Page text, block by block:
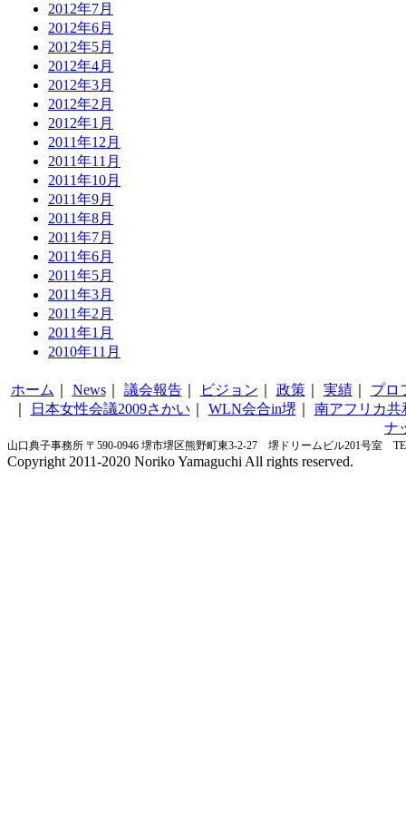
2012年7月
2012年6月
2012年5月
2012年4月
2012年3月
2012年2月
2012年1月
2011年12月
2011年11月
2011年10月
2011年9月
2011年8月
2011年7月
2011年6月
2011年5月
2011年3月
2011年2月
2011年1月
2010年11月
ホーム News｜ 議会報告｜ ビジョン 政策｜ 実績｜ プロ
日本女性会議2009さかい WLN会合in堺
南アフリカ共
ナ
山口典子事務所 〒590-0946 堺市堺区熊野町東3-2-27 堺ドリームビル201号室
Copyright 2011-2020 Noriko Yamaguchi All rights reserved.